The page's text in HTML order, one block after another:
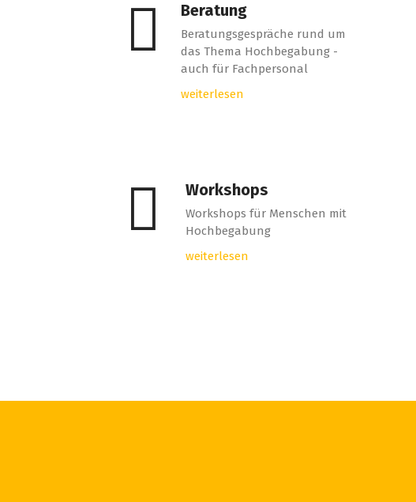
Beratung
Beratungsgespräche rund um
das Thema Hochbegabung -
auch für Fachpersonal
weiterlesen
Workshops
Workshops für Menschen mit
Hochbegabung
weiterlesen